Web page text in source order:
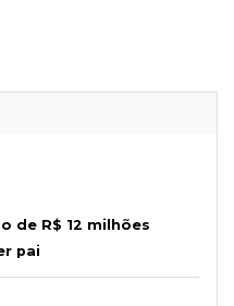
de R$ 12 milhões
pai